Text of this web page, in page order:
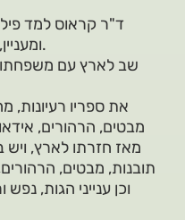
ד"ר קראוס למד
ומעניין, אף שעיסוקו הוא בתחום הנדל"ן.
שב לארץ עם
את ספריו רעיונות,
מבטים, הרהורים,
מאז חזרתו לארץ,
תובנות, מבטים,
וכן ענייני הגות,